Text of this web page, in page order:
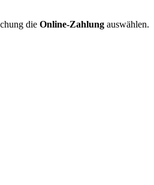
die Online-Zahlung auswählen.